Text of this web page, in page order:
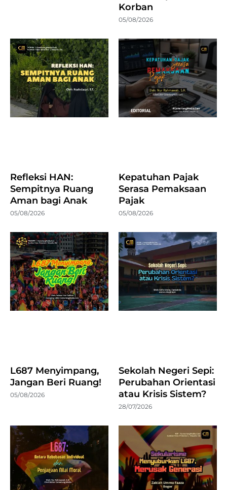
Korban
05/08/2026
Refleksi HAN:
Sempitnya Ruang
Aman bagi Anak
05/08/2026
Kepatuhan Pajak
Serasa Pemaksaan
Pajak
05/08/2026
L687 Menyimpang,
Jangan Beri Ruang!
05/08/2026
Sekolah Negeri Sepi:
Perubahan Orientasi
atau Krisis Sistem?
28/07/2026